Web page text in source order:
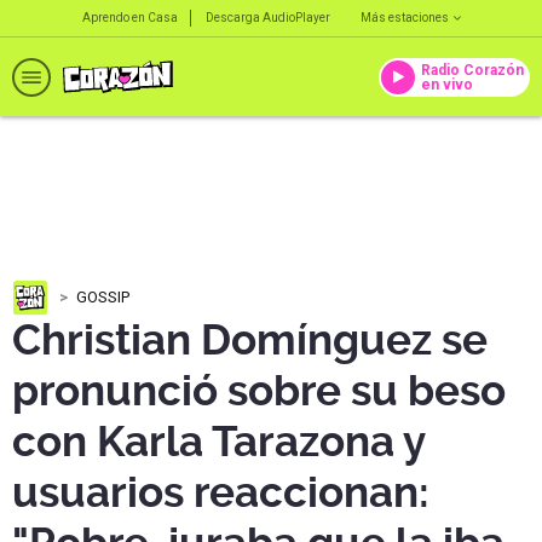
Aprendo en Casa Descarga AudioPlayer Más estaciones
Radio Corazón
en vivo
GOSSIP
Christian Domínguez se
pronunció sobre su beso
con Karla Tarazona y
usuarios reaccionan: